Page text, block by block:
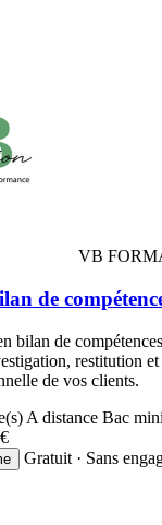
VB
de
bilan de
restitution
de vos clients.
A distance Bac
Gratuit · Sans